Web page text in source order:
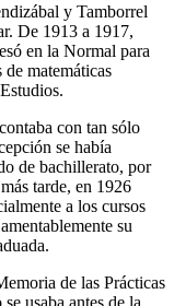
y Tamborrel
De 1913 a 1917,
en la Normal para
matemáticas
con tan sólo
se había
de bachillerato, por
tarde, en 1926
a los cursos
su
de las Prácticas
usaba antes de la